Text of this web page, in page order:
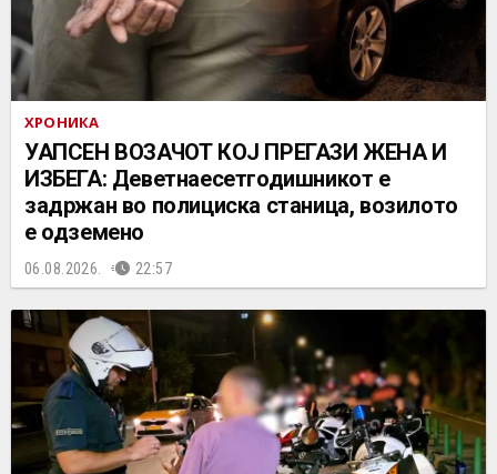
ХРОНИКА
УАПСЕН ВОЗАЧОТ КОЈ ПРЕГАЗИ ЖЕНА И
ИЗБЕГА: Деветнаесетгодишникот е
задржан во полициска станица, возилото
е одземено
06.08.2026. 22:57